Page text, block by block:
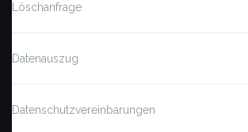
Löschanfrage
Datenauszug
Datenschutzvereinbarungen